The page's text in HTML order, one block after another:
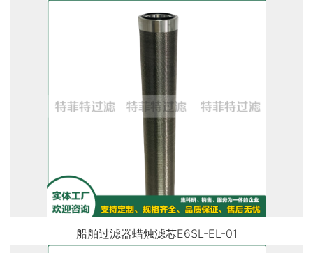
船舶过滤器蜡烛滤芯E6SL-EL-01